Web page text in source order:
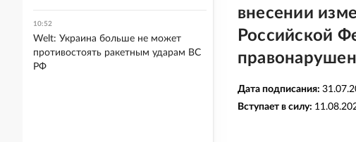
внесении
Российской
Дата подписания:
Вступает в силу:
10:52
Welt: Украина больше не может
противостоять ракетным ударам ВС
РФ